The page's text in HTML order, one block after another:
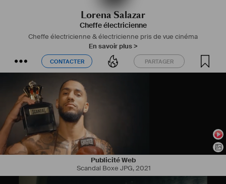
Lorena Salazar
Cheffe électricienne
Cheffe électricienne & électricienne pris de vue cinéma
En savoir plus >
CONTACTER PARTAGER
CONTACTER PARTAGER
Publicité Web
Scandal Boxe JPG,2021